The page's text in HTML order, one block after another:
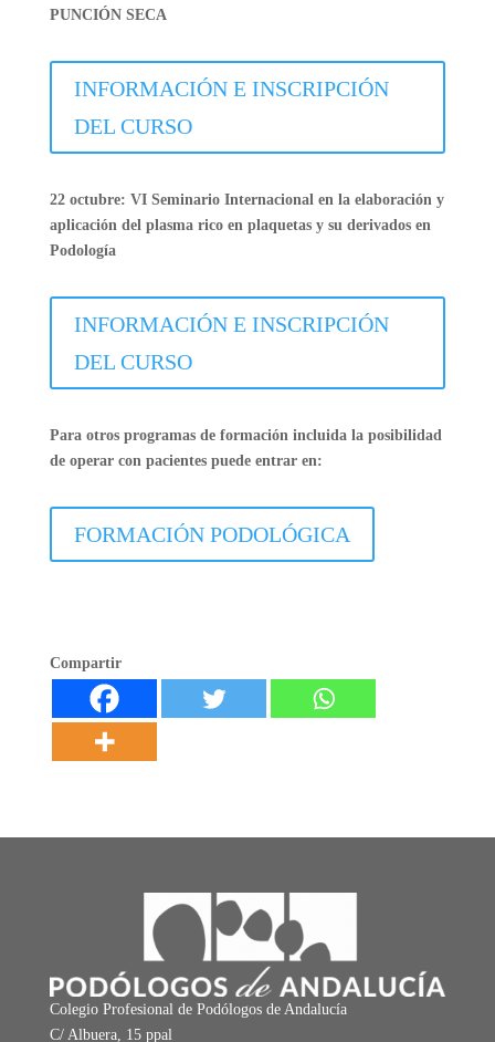
PUNCIÓN SECA
INFORMACIÓN E INSCRIPCIÓN
DEL CURSO
22 octubre: VI Seminario Internacional en la elaboración y
aplicación del plasma rico en plaquetas y su derivados en
Podología
INFORMACIÓN E INSCRIPCIÓN
DEL CURSO
Para otros programas de formación incluida la posibilidad
de operar con pacientes puede entrar en:
FORMACIÓN PODOLÓGICA
Compartir
Colegio Profesional de Podólogos de Andalucía
C/ Albuera, 15 ppal